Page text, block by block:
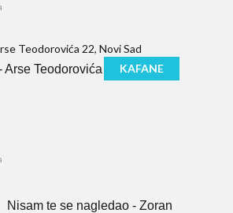
Arse Teodorovića
KAFANE
Nisam te se nagledao - Zoran